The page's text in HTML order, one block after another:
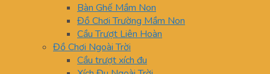
Bàn Ghế Mầm Non
Đồ Chơi Trường Mầm Non
Cầu Trượt Liên Hoàn
Đồ Chơi Ngoài Trời
Cầu trượt xích đu